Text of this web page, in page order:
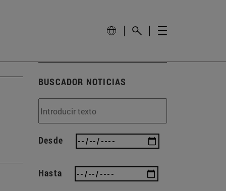
BUSCADOR NOTICIAS
Desde
Hasta